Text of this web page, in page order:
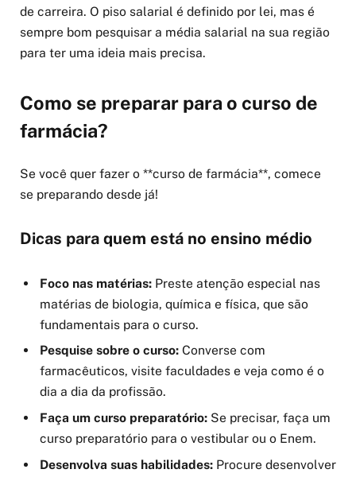
de carreira. O piso salarial é definido por lei, mas é
sempre bom pesquisar a média salarial na sua região
para ter uma ideia mais precisa.
Como se preparar para o curso de
farmácia?
Se você quer fazer o **curso de farmácia**, comece
se preparando desde já!
Dicas para quem está no ensino médio
Foco nas matérias: Preste atenção especial nas
matérias de biologia, química e física, que são
fundamentais para o curso.
Pesquise sobre o curso: Converse com
farmacêuticos, visite faculdades e veja como é o
dia a dia da profissão.
Faça um curso preparatório: Se precisar, faça um
curso preparatório para o vestibular ou o Enem.
Desenvolva suas habilidades: Procure desenvolver